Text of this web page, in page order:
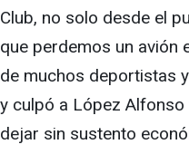
Club, no solo desde el
que perdemos un avión
de muchos deportistas
y culpó a López
dejar sin sustento